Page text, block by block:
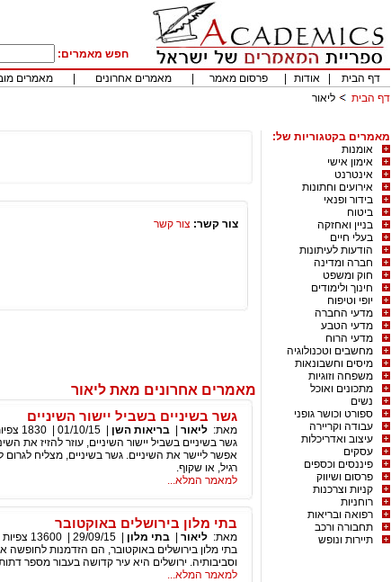
חפש מאמרים:
דף הבית
אודות פרסום מאמר מאמרים אחרונים מאמרים
דף הבית
ליאור
מאמרים בקטגוריות של:
אומנות
אימון אישי
אינטרנט
אירועים וחתונות
בידור ופנאי
ביטוח
בניין ואחזקה
בעלי חיים
הודעות לעיתונות
חברה ומדינה
חוק ומשפט
חינוך ולימודים
יופי וטיפוח
מדעי החברה
מדעי הטבע
מדעי הרוח
מחשבים וטכנולוגיה
מיסים וחשבונאות
משפחה וזוגיות
מתכונים ואוכל
נשים
ספורט וכושר גופני
עבודה וקריירה
עיצוב ואדריכלות
עסקים
פיננסים וכספים
פרסום ושיווק
קניות וצרכנות
רוחניות
רפואה ובריאות
תחבורה ורכב
תיירות ונופש
צור קשר: צור קשר
מאמרים אחרונים מאת ליאור
גשר בשיניים בשביל יישור השיניים
מאת: ליאור בריאות השן 01/10/15
1830
גשר בשיניים בשביל יישור השיניים, עוזר להזיז את
אפשר ליישר את השיניים. גשר בשיניים, מצליח לגרום
רגיל, או שקוף.
למאמר המלא...
בתי מלון בירושלים באוקטובר
מאת: ליאור בתי מלון 29/09/15
13600 צפיות
בתי מלון בירושלים באוקטובר, הם הזדמנות לחופשה
וסביבותיה. ירושלים היא עיר קדושה בעבור מספר
למאמר המלא...